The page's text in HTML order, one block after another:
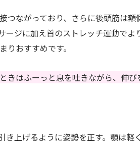
つながっており、さらに後頭筋は
ージに加え首のストレッチ運動で
りおすすめです。
きはふーっと息を吐きながら、伸び
き上げるように姿勢を正す。顎は軽